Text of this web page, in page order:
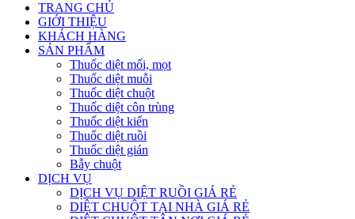
TRANG CHỦ
GIỚI THIỆU
KHÁCH HÀNG
SẢN PHẨM
Thuốc diệt mối, mọt
Thuốc diệt muỗi
Thuốc diệt chuột
Thuốc diệt côn trùng
Thuốc diệt kiến
Thuốc diệt ruồi
Thuốc diệt gián
Bẫy chuột
DỊCH VỤ
DỊCH VỤ DIỆT RUỒI GIÁ RẺ
DIỆT CHUỘT TẠI NHÀ GIÁ RẺ